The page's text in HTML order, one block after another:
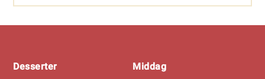
Desserter
Middag